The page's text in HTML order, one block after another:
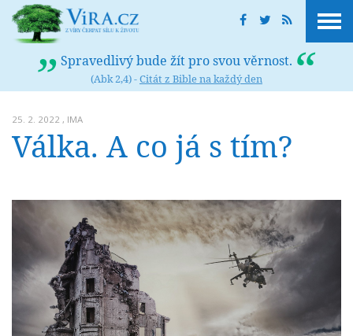
Spravedlivý bude žít pro svou věrnost.
(Abk 2,4) -Citát z Bible na každý den
25. 2. 2022 , IMA
Válka. A co já s tím?